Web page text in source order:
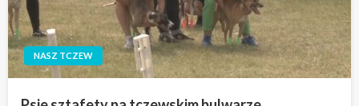
NASZ TCZEW